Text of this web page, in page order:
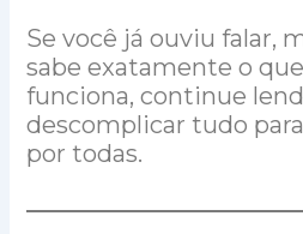
Se você já ouviu falar,
sabe exatamente o
funciona, continue
descomplicar tudo
por todas.